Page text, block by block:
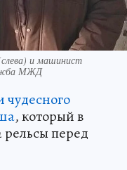
и машинист
МЖД
чудесного
, который в
рельсы перед